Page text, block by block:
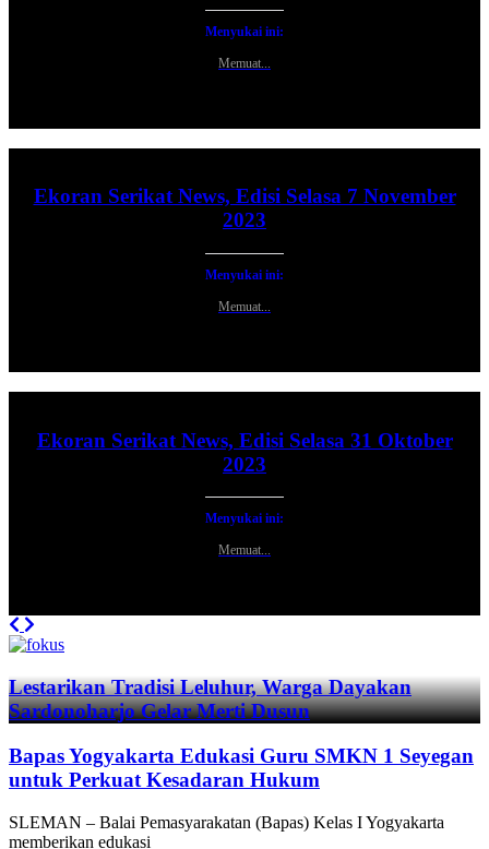
Menyukai ini:
Memuat...
Ekoran Serikat News, Edisi Selasa 7 November
2023
Menyukai ini:
Memuat...
Ekoran Serikat News, Edisi Selasa 31 Oktober
2023
Menyukai ini:
Memuat...
Previous
Lestarikan Tradisi Leluhur, Warga Dayakan
Sardonoharjo Gelar Merti Dusun
Bapas Yogyakarta Edukasi Guru SMKN 1 Seyegan
untuk Perkuat Kesadaran Hukum
SLEMAN – Balai Pemasyarakatan (Bapas) Kelas I Yogyakarta
memberikan edukasi